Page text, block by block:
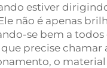
estiver
não é apenas
se bem a todos
precise chamar
o